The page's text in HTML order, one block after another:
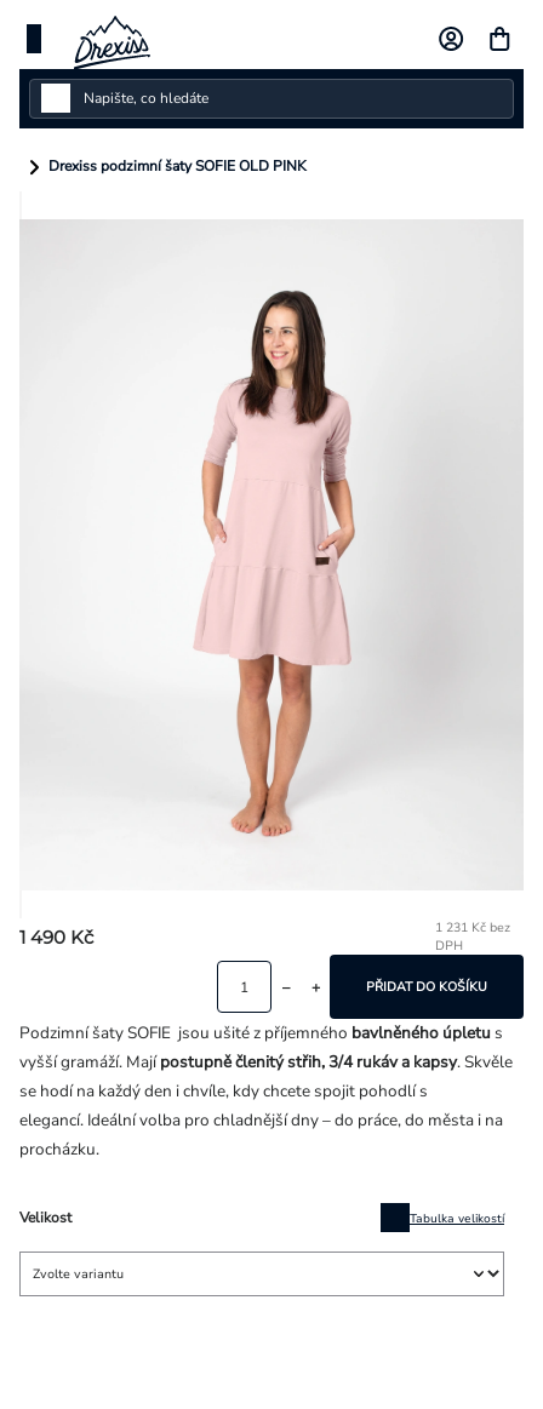
obsah
Dámské
Dětské
Drexiss podzimní šaty SOFIE OLD PINK
1 490 Kč
1 231 Kč bez
DPH
Velikost Tabulka velikostí
PŘIDAT DO KOŠÍKU
Podzimní šaty SOFIE jsou ušité z příjemného bavlněného úpletus
vyšší gramáží. Majípostupně členitý střih, 3/4 rukáv a kapsy. Skvěle
se hodí na každý den i chvíle, kdy chcete spojit pohodlí s
elegancí. Ideální volba pro chladnější dny – do práce, do města i na
procházku.